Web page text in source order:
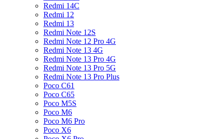
Redmi 14C
Redmi 12
Redmi 13
Redmi Note 12S
Redmi Note 12 Pro 4G
Redmi Note 13 4G
Redmi Note 13 Pro 4G
Redmi Note 13 Pro 5G
Redmi Note 13 Pro Plus
Poco C61
Poco C65
Poco M5S
Poco M6
Poco M6 Pro
Poco X6